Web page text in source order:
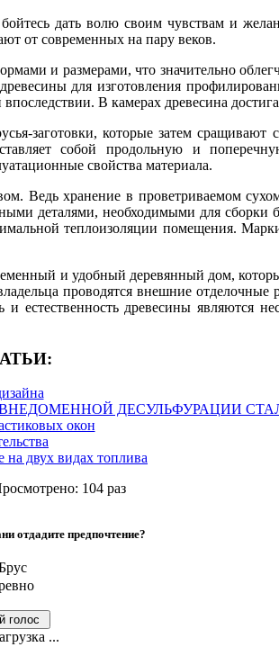
дать волю своим чувствам и
от современных на пару веков.
и размерами, что значительно
для изготовления
В камерах древесина
заготовки, которые затем
собой продольную и
свойства материала.
Ведь хранение в проветриваемом
деталями, необходимыми для сборки
теплоизоляции помещения.
и удобный деревянный дом,
проводятся внешние отделочные
и естественность древесины
ДЕСУЛЬФУРАЦИИ
окон
двух видах топлива
104 раз
отдадите предпочтение?
...